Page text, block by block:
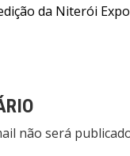
da Niterói
não será